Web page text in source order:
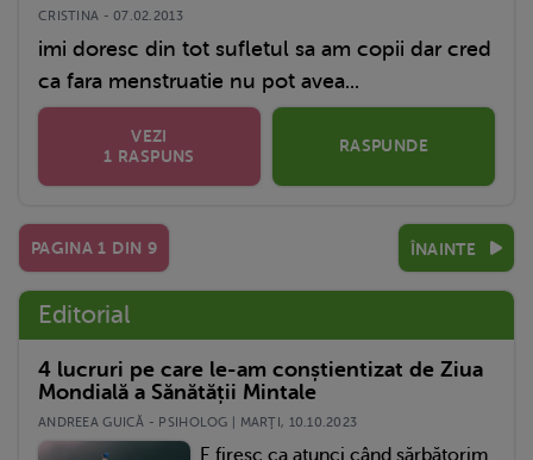
CRISTINA - 07.02.2013
imi doresc din tot sufletul sa am copii dar cred
ca fara menstruatie nu pot avea...
VEZI
1 RASPUNS
RASPUNDE
PAGINA 1 DIN 9 ÎNAINTE
Editorial
4 lucruri pe care le-am conștientizat de Ziua
Mondială a Sănătății Mintale
ANDREEA GUICĂ - PSIHOLOG | MARŢI, 10.10.2023
E firesc ca atunci când sărbătorim